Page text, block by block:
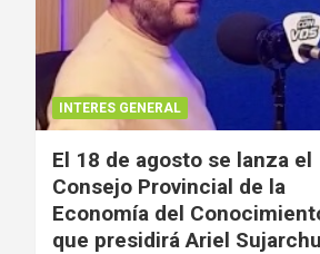
INTERES GENERAL
El 18 de agosto se lanza el
Consejo Provincial de la
Economía del
que presidirá Ariel